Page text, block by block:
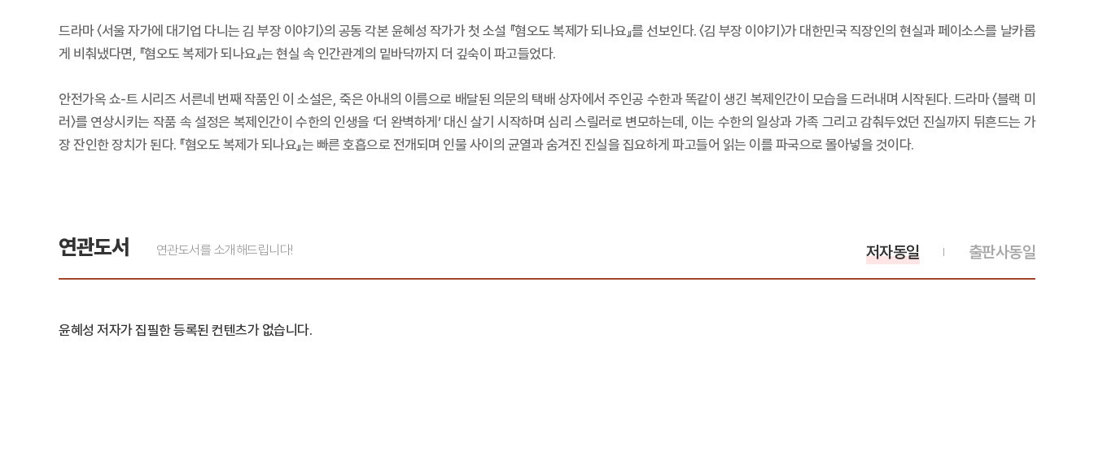
드라마 〈서울 자가에 대기업 다니는 김 부장 이야기〉의 공동 각본 윤혜성 작가가 첫 소설 『혐오도 복제가 되나요』를 선보인다. 〈김 부장 이야기〉가 대한민국 직장인의 현실과 페이소스를 날카롭
게 비춰냈다면, 『혐오도 복제가 되나요』는 현실 속 인간관계의 밑바닥까지 더 깊숙이 파고들었다.
안전가옥 쇼-트 시리즈 서른네 번째 작품인 이 소설은, 죽은 아내의 이름으로 배달된 의문의 택배 상자에서 주인공 수한과 똑같이 생긴 복제인간이 모습을 드러내며 시작된다. 드라마 〈블랙 미
러〉를 연상시키는 작품 속 설정은 복제인간이 수한의 인생을 ‘더 완벽하게’ 대신 살기 시작하며 심리 스릴러로 변모하는데, 이는 수한의 일상과 가족 그리고 감춰두었던 진실까지 뒤흔드는 가
장 잔인한 장치가 된다. 『혐오도 복제가 되나요』는 빠른 호흡으로 전개되며 인물 사이의 균열과 숨겨진 진실을 집요하게 파고들어 읽는 이를 파국으로 몰아넣을 것이다.
연관도서 연관도서를 소개해드립니다! 출판사동일
저자동일
윤혜성 저자가 집필한 등록된 컨텐츠가 없습니다.